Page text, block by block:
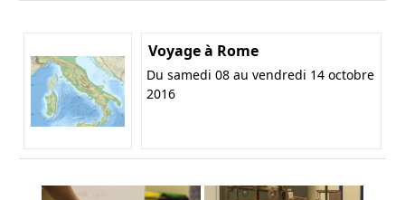
Voyage à Rome
Du samedi 08 au vendredi 14 octobre
2016